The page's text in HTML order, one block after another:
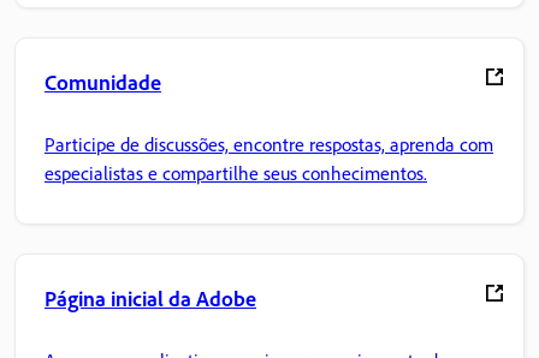
Comunidade
Participe de discussões, encontre respostas, aprenda com
especialistas e compartilhe seus conhecimentos.
Página inicial da Adobe